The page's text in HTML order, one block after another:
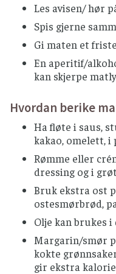
Les avisen/ hør
Spis gjerne
Gi maten et
En aperitif/
kan skjerpe
Hvordan berike
Ha fløte i saus,
kakao, omelett, i
Rømme eller
dressing og i
Bruk ekstra ost
ostesmørbrød,
Olje kan brukes
Margarin/smør
kokte
gir ekstra